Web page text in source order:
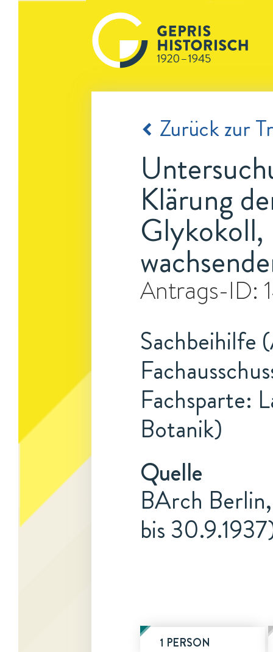
Zurück zur
Klärung
Glykokoll,
Antrags-ID:
Sachbeihilfe
Fachsparte:
Botanik)
Quelle
BArch
bis
1 PERSON